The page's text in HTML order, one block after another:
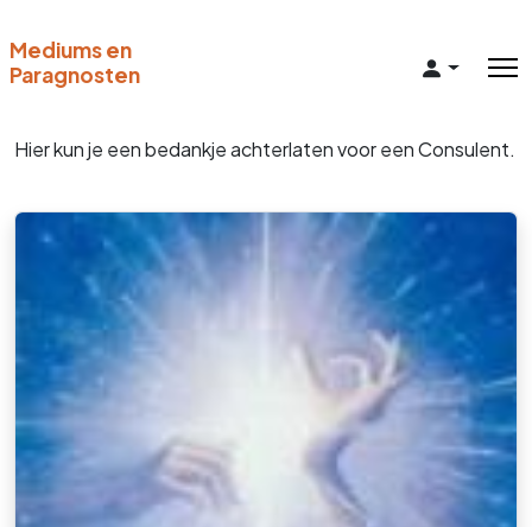
Mediums en
Paragnosten
Hier kun je een bedankje achterlaten voor een Consulent.